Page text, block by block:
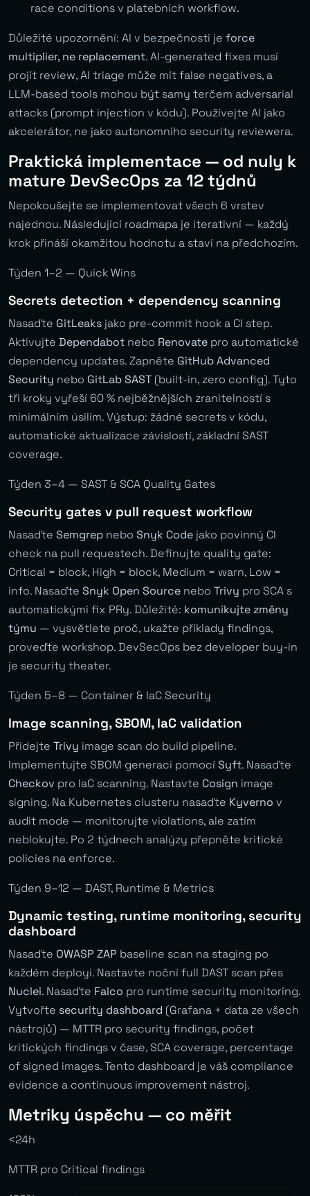
race conditions v platebních workflow.
Důležité upozornění: AI v bezpečnosti je force
multiplier, ne replacement. AI-generated fixes musí
projít review, AI triage může mít false negatives, a
LLM-based tools mohou být samy terčem adversarial
attacks (prompt injection v kódu). Používejte AI jako
akcelerátor, ne jako autonomního security reviewera.
Praktická implementace — od nuly k
mature DevSecOps za 12 týdnů
Nepokoušejte se implementovat všech 6 vrstev
najednou. Následující roadmapa je iterativní — každý
krok přináší okamžitou hodnotu a staví na předchozím.
Týden 1–2 — Quick Wins
Secrets detection + dependency scanning
Nasaďte GitLeaks jako pre-commit hook a CI step.
Aktivujte Dependabot nebo Renovate pro automatické
dependency updates. Zapněte GitHub Advanced
Security nebo GitLab SAST (built-in, zero config). Tyto
tři kroky vyřeší 60 % nejběžnějších zranitelností s
minimálním úsilím. Výstup: žádné secrets v kódu,
automatické aktualizace závislostí, základní SAST
coverage.
Týden 3–4 — SAST & SCA Quality Gates
Security gates v pull request workflow
Nasaďte Semgrep nebo Snyk Code jako povinný CI
check na pull requestech. Definujte quality gate:
Critical = block, High = block, Medium = warn, Low =
info. Nasaďte Snyk Open Source nebo Trivy pro SCA s
automatickými fix PRy. Důležité: komunikujte změny
týmu — vysvětlete proč, ukažte příklady findings,
proveďte workshop. DevSecOps bez developer buy-in
je security theater.
Týden 5–8 — Container & IaC Security
Image scanning, SBOM, IaC validation
Přidejte Trivy image scan do build pipeline.
Implementujte SBOM generaci pomocíSyft. Nasaďte
Checkov pro IaC scanning. Nastavte Cosign image
signing. Na Kubernetes clusteru nasaďte Kyverno v
audit mode — monitorujte violations, ale zatím
neblokujte. Po 2 týdnech analýzy přepněte kritické
policies na enforce.
Týden 9–12 — DAST, Runtime & Metrics
Dynamic testing, runtime monitoring, security
dashboard
Nasaďte OWASP ZAP baseline scan na staging po
každém deployi. Nastavte noční full DAST scan přes
Nuclei. Nasaďte Falco pro runtime security monitoring.
Vytvořte security dashboard (Grafana + data ze všech
nástrojů) — MTTR pro security findings, počet
kritických findings v čase, SCA coverage, percentage
of signed images. Tento dashboard je váš compliance
evidence a continuous improvement nástroj.
Metriky úspěchu — co měřit
<24h
MTTR pro Critical findings